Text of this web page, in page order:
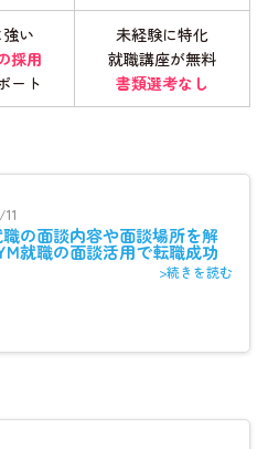
い
採用
ート
未経験に特化
就職講座が無料
書類選考なし
職の面談内容や面談場所を解
就職の面談活用で転職成功
>続きを読む